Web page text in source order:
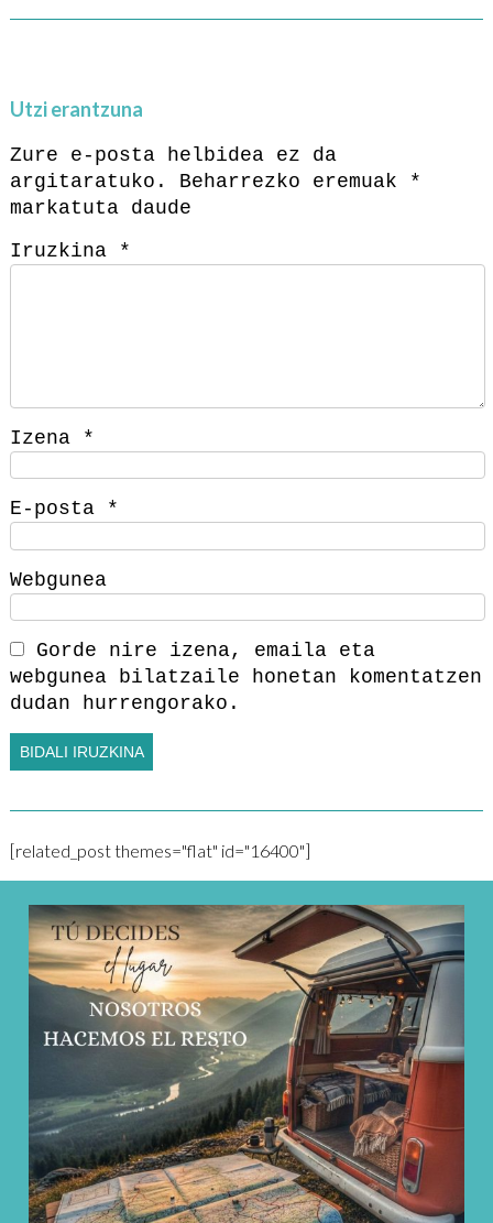
Utzi erantzuna
Zure e-posta helbidea ez da
argitaratuko.
Beharrezko eremuak
*
markatuta daude
Iruzkina
*
Izena *
E-posta *
Webgunea
Gorde nire izena, emaila eta
webgunea bilatzaile honetan komentatzen
dudan hurrengorako.
[related_post themes="flat" id="16400"]